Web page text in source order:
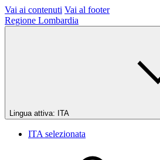
Vai ai contenuti Vai al footer
Regione Lombardia
Lingua attiva: ITA
ITA selezionata